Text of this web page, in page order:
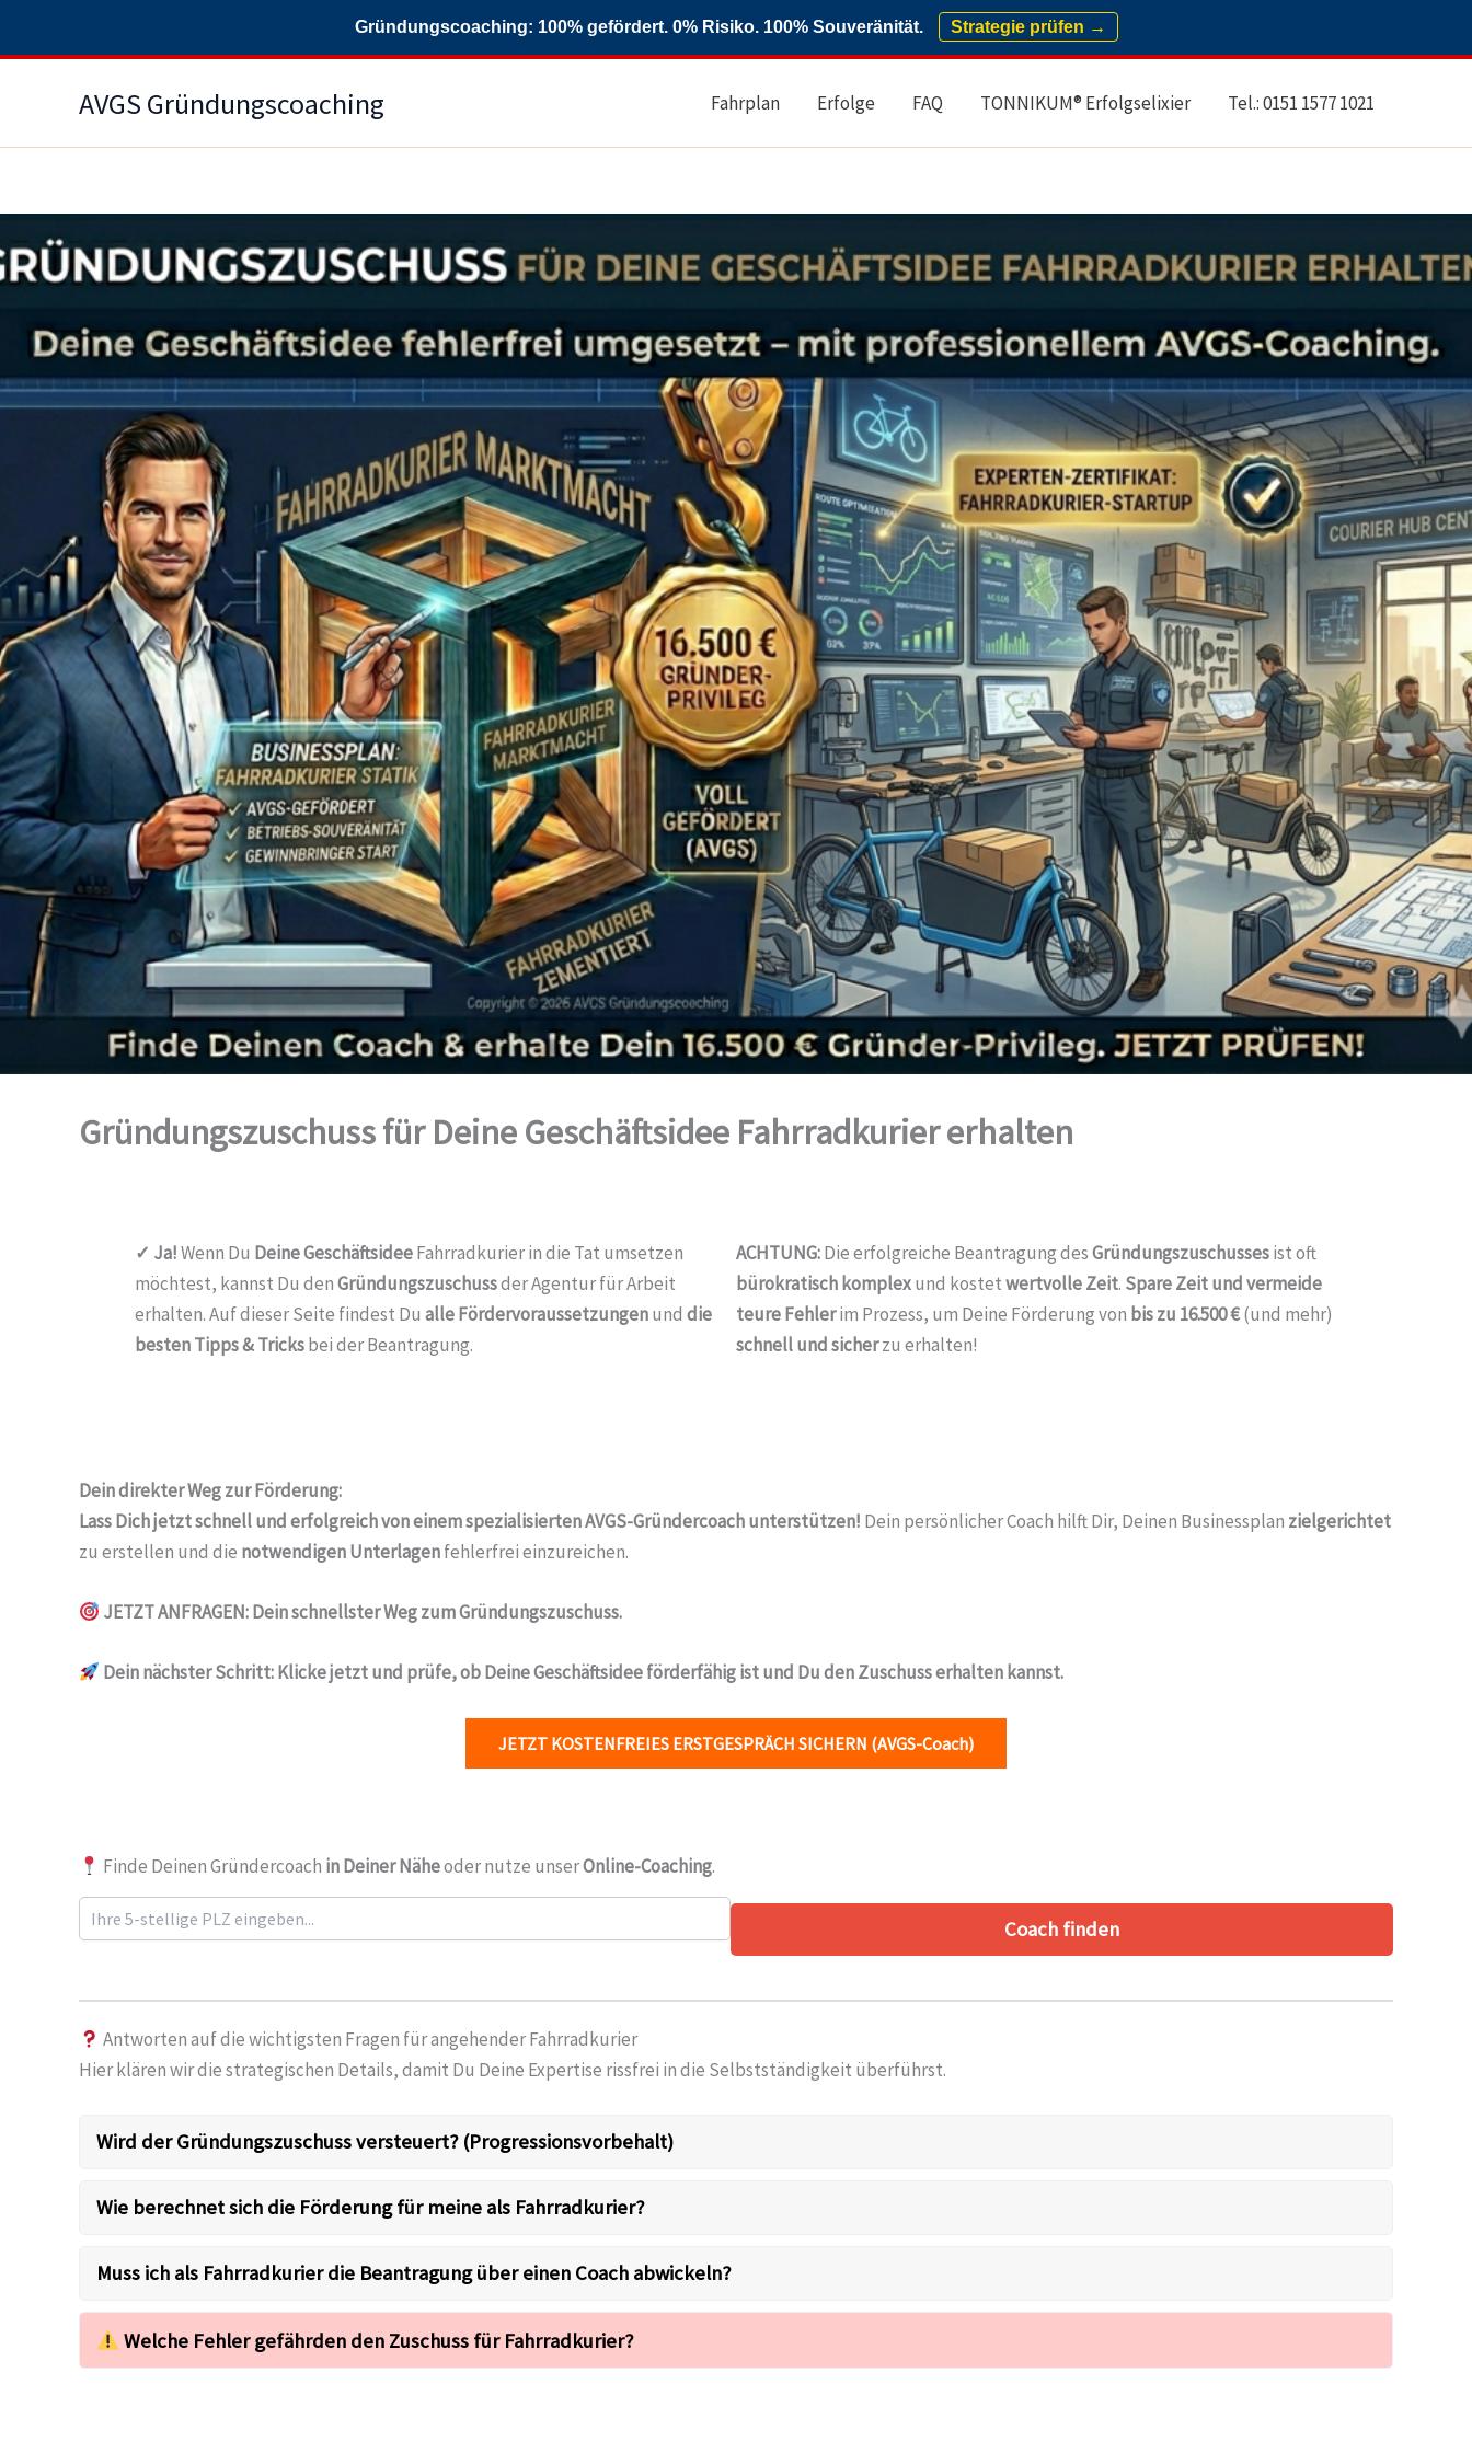
Gründungscoaching: 100% gefördert. 0% Risiko. 100% Souveränität. Strategie prüfen →
AVGS Gründungscoaching Fahrplan Erfolge FAQ TONNIKUM® Erfolgselixier Tel.: 0151 1577 1021
Gründungszuschuss für Deine Geschäftsidee Fahrradkurier erhalten
✓ Ja!Wenn Du Deine GeschäftsideeFahrradkurier in die Tat umsetzen
möchtest, kannst Du denGründungszuschussder Agentur für Arbeit
erhalten. Auf dieser Seite findest Du alle Fördervoraussetzungenund die
besten Tipps & Tricksbei der Beantragung.
ACHTUNG:Die erfolgreiche Beantragung desGründungszuschussesist oft
bürokratisch komplexund kostetwertvolle Zeit. Spare Zeit und vermeide
teure Fehlerim Prozess, um Deine Förderung von bis zu 16.500 €(und mehr)
schnell und sicherzu erhalten!
Dein direkter Weg zur Förderung:
Lass Dich jetzt schnell und erfolgreich von einem spezialisierten AVGS-Gründercoach unterstützen! Dein persönlicher Coach hilft Dir, Deinen Businessplan zielgerichtet
zu erstellen und die notwendigen Unterlagenfehlerfrei einzureichen.
JETZT ANFRAGEN: Dein schnellster Weg zum Gründungszuschuss.
Dein nächster Schritt:Klicke jetzt und prüfe, ob Deine Geschäftsidee förderfähig ist und Du den Zuschuss erhalten kannst.
JETZT KOSTENFREIES ERSTGESPRÄCH SICHERN (AVGS-Coach)
Finde Deinen Gründercoach in Deiner Näheoder nutze unserOnline-Coaching.
Coach finden
Antworten auf die wichtigsten Fragen für angehender Fahrradkurier
Hier klären wir die strategischen Details, damit Du Deine Expertise rissfrei in die Selbstständigkeit überführst.
Wird der Gründungszuschuss versteuert? (Progressionsvorbehalt)
Wie berechnet sich die Förderung für meine als Fahrradkurier?
Muss ich als Fahrradkurier die Beantragung über einen Coach abwickeln?
Welche Fehler gefährden den Zuschuss für Fahrradkurier?